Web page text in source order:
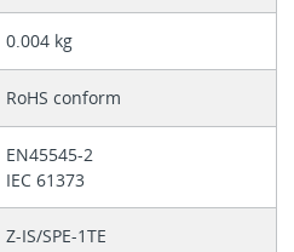
0.004 kg
RoHS conform
EN45545-2
IEC 61373
Z-IS/SPE-1TE